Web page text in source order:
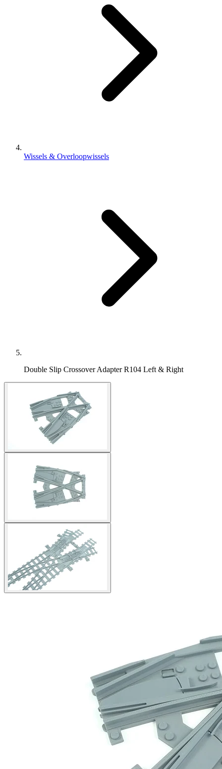
Wissels & Overloopwissels
Double Slip Crossover Adapter R104 Left & Right